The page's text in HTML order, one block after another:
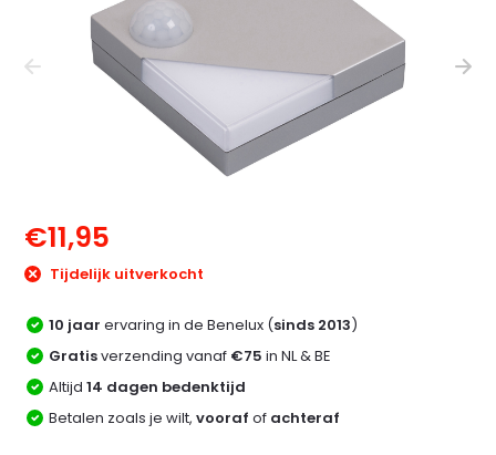
€11,95
Tijdelijk uitverkocht
10 jaar ervaring in de Benelux (sinds 2013)
Gratisverzending vanaf €75 in NL & BE
Altijd14 dagen bedenktijd
Betalen zoals je wilt,vooraf of achteraf